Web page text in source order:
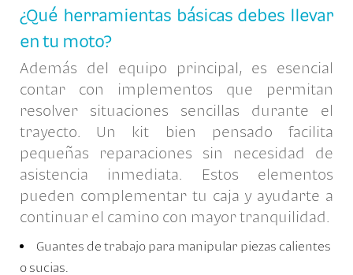
¿Qué herramientas básicas debes llevar
en tu moto?
Además del equipo principal, es esencial
contar con implementos que permitan
resolver situaciones sencillas durante el
trayecto. Un kit bien pensado facilita
pequeñas reparaciones sin necesidad de
asistencia inmediata. Estos elementos
pueden complementar tu caja y ayudarte a
continuar el camino con mayor tranquilidad.
Guantes de trabajo para manipular piezas calientes
o sucias.